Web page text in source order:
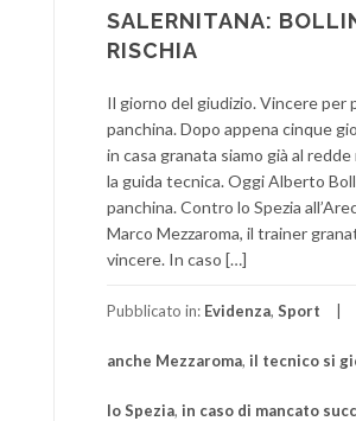
SALERNITANA:
RISCHIA
Il giorno del giudizio. Vincere per
panchina. Dopo appena cinque
in casa granata siamo già al
la guida tecnica. Oggi Alberto
panchina. Contro lo Spezia
Marco Mezzaroma, il trainer
vincere. In caso […]
Pubblicato in: Evidenza, Sport
anche Mezzaroma, il tecnico si
lo Spezia, in caso di mancato